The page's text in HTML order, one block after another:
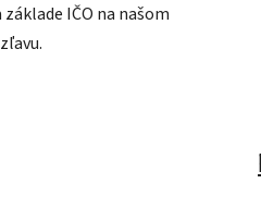
IČO na našom